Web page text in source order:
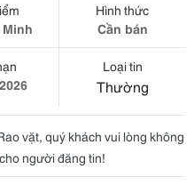
Hình thức
Cần bán
Loại tin
Thường
vặt, quý khách vui lòng không
người đăng tin!